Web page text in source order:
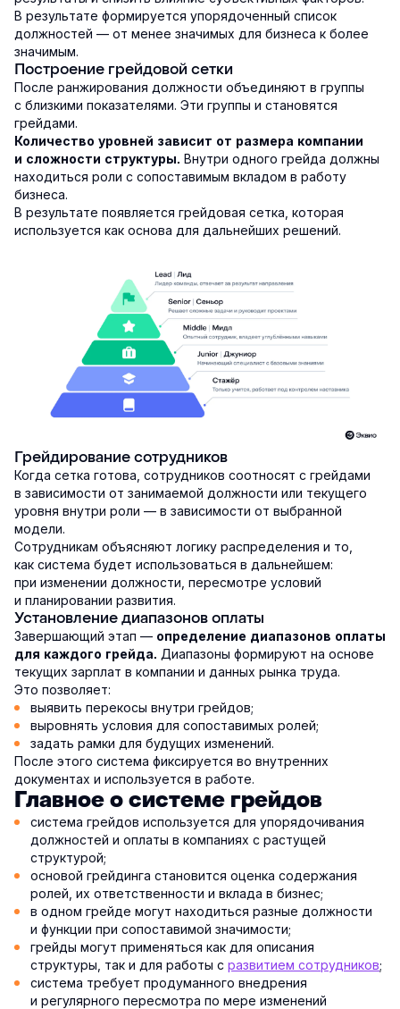
В результате формируется упорядоченный список
должностей — от менее значимых для бизнеса к более
значимым.
Построение грейдовой сетки
После ранжирования должности объединяют в группы
с близкими показателями. Эти группы и становятся
грейдами.
Количество уровней зависит от размера компании
и сложности структуры. Внутри одного грейда должны
находиться роли с сопоставимым вкладом в работу
бизнеса.
В результате появляется грейдовая сетка, которая
используется как основа для дальнейших решений.
Грейдирование сотрудников
Когда сетка готова, сотрудников соотносят с грейдами
в зависимости от занимаемой должности или текущего
уровня внутри роли — в зависимости от выбранной
модели.
Сотрудникам объясняют логику распределения и то,
как система будет использоваться в дальнейшем:
при изменении должности, пересмотре условий
и планировании развития.
Установление диапазонов оплаты
Завершающий этап — определение диапазонов оплаты
для каждого грейда. Диапазоны формируют на основе
текущих зарплат в компании и данных рынка труда.
Это позволяет:
выявить перекосы внутри грейдов;
выровнять условия для сопоставимых ролей;
задать рамки для будущих изменений.
После этого система фиксируется во внутренних
документах и используется в работе.
Главное о системе грейдов
система грейдов используется для упорядочивания
должностей и оплаты в компаниях с растущей
структурой;
основой грейдинга становится оценка содержания
ролей, их ответственности и вклада в бизнес;
в одном грейде могут находиться разные должности
и функции при сопоставимой значимости;
грейды могут применяться как для описания
структуры, так и для работы с развитием сотрудников;
система требует продуманного внедрения
и регулярного пересмотра по мере изменений